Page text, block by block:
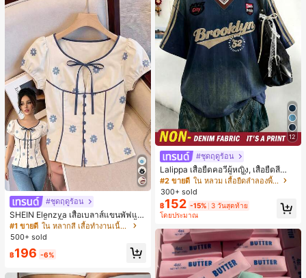
#ชุดฤดูร้อน
SHEIN Elenzya เสื้อเบลาส์แขนพัฟแต่
งระบายสีพื้นสีน้ำเงินสำหรับผู้หญิง, เสื้อ
ครอปเข้ารูปผูกโบว์คอวีตัดกันสำหรับฤ
#1 ขายดี
ใน หลากสี เสื้อทำงานเนื้อผ้านุ่ม
500+ sold
฿196 -6%
12
#ชุดฤดูร้อน
Lalippa เสื้อยืดคอวีผู้หญิง, เสื้อยืดสีน้ำเ
งินสไตล์มินิมอลเรโทร, เสื้อยืดผู้หญิงทร
งหลวมสบาย, พิมพ์ตัวอักษรและตัวเลข
ภาษาอังกฤษ, เสื้อสำหรับออกไปเที่ยวฤ
ดูร้อน, ลวดลายดีไซน์, ความรู้สึกพรีเมีย
ม, ลำลองอเนกประสงค์, สวมใส่ประจำวั
น, กลางแจ้ง, ช้อปปิ้ง, การเดินทาง, เสื้อ
ผ้ากลางแจ้ง
#2 ขายดี
ใน หลวม เสื้อยืดลำลองพื้นฐาน
300+ sold
฿152 -15% 3 วันสุดท้าย
โดยประมาณ